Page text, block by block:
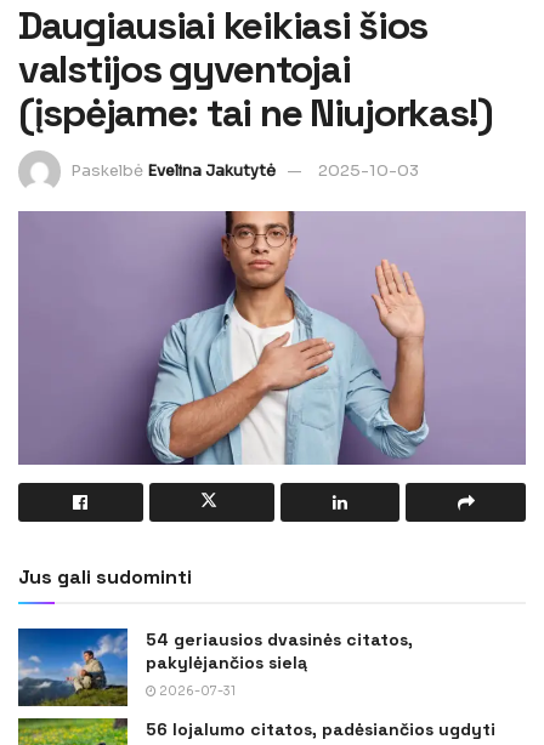
Daugiausiai keikiasi šios
valstijos gyventojai
(įspėjame: tai ne Niujorkas!)
Paskelbė Evelina Jakutytė 2025-10-03
Jus gali sudominti
54 geriausios dvasinės citatos,
pakylėjančios sielą
2026-07-31
56 lojalumo citatos, padėsiančios ugdyti